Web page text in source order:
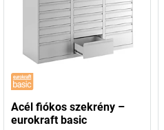
Acél fiókos szekrény –
eurokraft basic